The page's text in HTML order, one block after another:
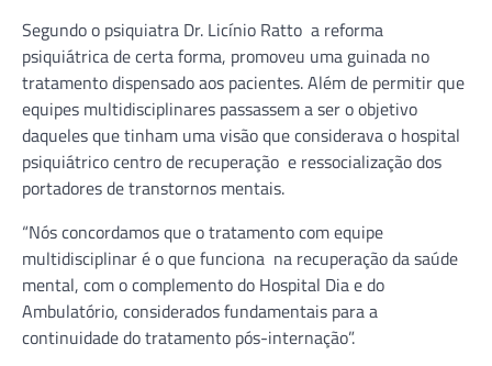
Segundo o psiquiatra Dr. Licínio Ratto a reforma
psiquiátrica de certa forma, promoveu uma guinada no
tratamento dispensado aos pacientes. Além de permitir que
equipes multidisciplinares passassem a ser o objetivo
daqueles que tinham uma visão que considerava o hospital
psiquiátrico centro de recuperação e ressocialização dos
portadores de transtornos mentais.
“Nós concordamos que o tratamento com equipe
multidisciplinar é o que funciona na recuperação da saúde
mental, com o complemento do Hospital Dia e do
Ambulatório, considerados fundamentais para a
continuidade do tratamento pós-internação”.